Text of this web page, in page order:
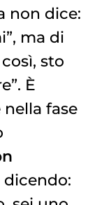
non dice:
ma di
sto
È
fase
dicendo: